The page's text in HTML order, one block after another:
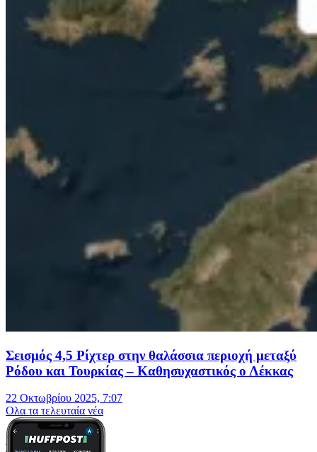
Σεισμός 4,5 Ρίχτερ στην θαλάσσια περιοχή μεταξύ
Ρόδου και Τουρκίας – Καθησυχαστικός ο Λέκκας
22 Οκτωβρίου 2025, 7:07
Oλα τα τελευταία νέα